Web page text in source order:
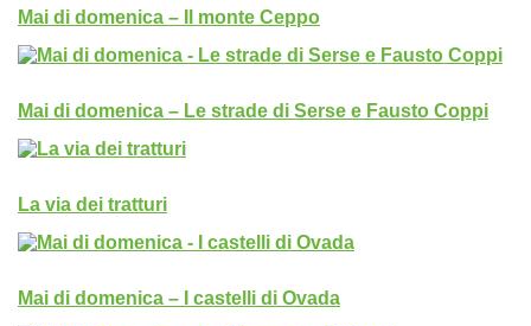
Mai di domenica – Il monte Ceppo
Mai di domenica – Le strade di Serse e Fausto Coppi
La via dei tratturi
Mai di domenica – I castelli di Ovada